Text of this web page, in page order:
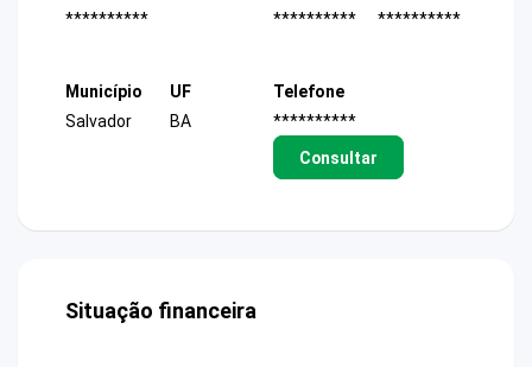
**********
**********
**********
Município
Salvador
UF
BA
Telefone
**********
Consultar
Situação financeira